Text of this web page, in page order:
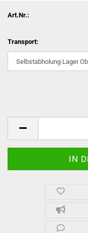
Art.Nr.:
Transport: